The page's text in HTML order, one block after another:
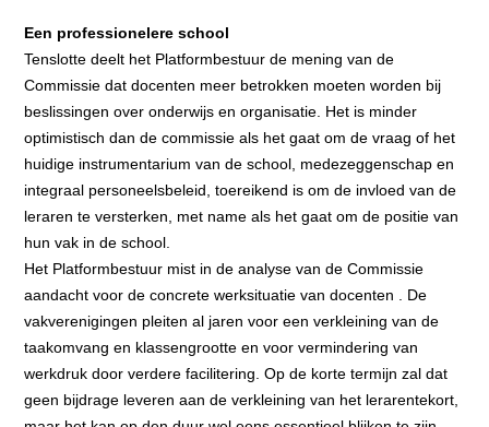
Een professionelere school
Tenslotte deelt het Platformbestuur de mening van de
Commissie dat docenten meer betrokken moeten worden bij
beslissingen over onderwijs en organisatie. Het is minder
optimistisch dan de commissie als het gaat om de vraag of het
huidige instrumentarium van de school, medezeggenschap en
integraal personeelsbeleid, toereikend is om de invloed van de
leraren te versterken, met name als het gaat om de positie van
hun vak in de school.
Het Platformbestuur mist in de analyse van de Commissie
aandacht voor de concrete werksituatie van docenten . De
vakverenigingen pleiten al jaren voor een verkleining van de
taakomvang en klassengrootte en voor vermindering van
werkdruk door verdere facilitering. Op de korte termijn zal dat
geen bijdrage leveren aan de verkleining van het lerarentekort,